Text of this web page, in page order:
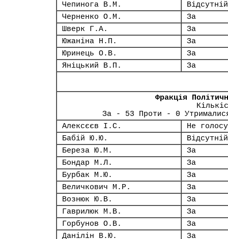
Чепинога В.М.
Відсутній
Черненко О.М.
За
Шверк Г.А.
За
Южаніна Н.П.
За
Юринець О.В.
За
Яніцький В.П.
За
Фракція
За - 53 Проти - 0
Алексєєв І.С.
Не
Бабій Ю.Ю.
Відсутній
Береза Ю.М.
За
Бондар М.Л.
За
Бурбак М.Ю.
За
Величкович М.Р.
За
Вознюк Ю.В.
За
Гаврилюк М.В.
За
Горбунов О.В.
За
Данілін В.Ю.
За